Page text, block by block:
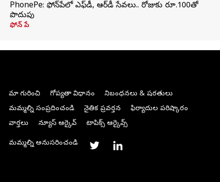
PhonePe: ఫోన్‌పేలో ఎఫ్‌డీ, ఆర్‌డీ సేవలు.. రోజుకు రూ.100తో
పొదుపు
ఫోన్‌ పే
మా గురించి గోప్యతా విధానం
నిబంధనలు & షరతులు
మమ్మల్ని సంప్రదించండి
నైతిక ప్రవర్తన
ఫిర్యాదుల పరిష్కారం
వార్తలు
న్యూస్ ఆర్కైవ్ టాపిక్స్ ఆర్కైవ్స్
మమ్మల్ని అనుసరించండి